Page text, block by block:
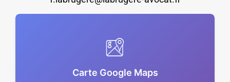
Carte Google Maps